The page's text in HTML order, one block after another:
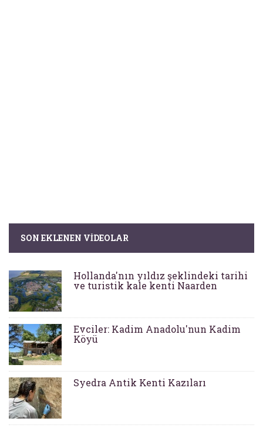
SON EKLENEN VIDEOLAR
Hollanda'nın yıldız şeklindeki tarihi
ve turistik kale kenti Naarden
Evciler: Kadim Anadolu'nun Kadim
Köyü
Syedra Antik Kenti Kazıları